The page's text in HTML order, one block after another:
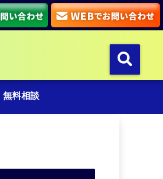
無料相談